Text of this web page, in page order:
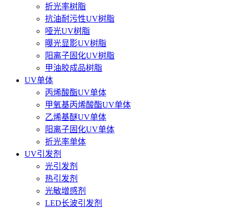
折光率树脂
抗油耐污性UV树脂
哑光UV树脂
曝光显影UV树脂
阳离子固化UV树脂
甲油胶成品树脂
UV单体
丙烯酸酯UV单体
甲氧基丙烯酸酯UV单体
乙烯基醚UV单体
阳离子固化UV单体
折光率单体
UV引发剂
光引发剂
热引发剂
光敏增感剂
LED长波引发剂